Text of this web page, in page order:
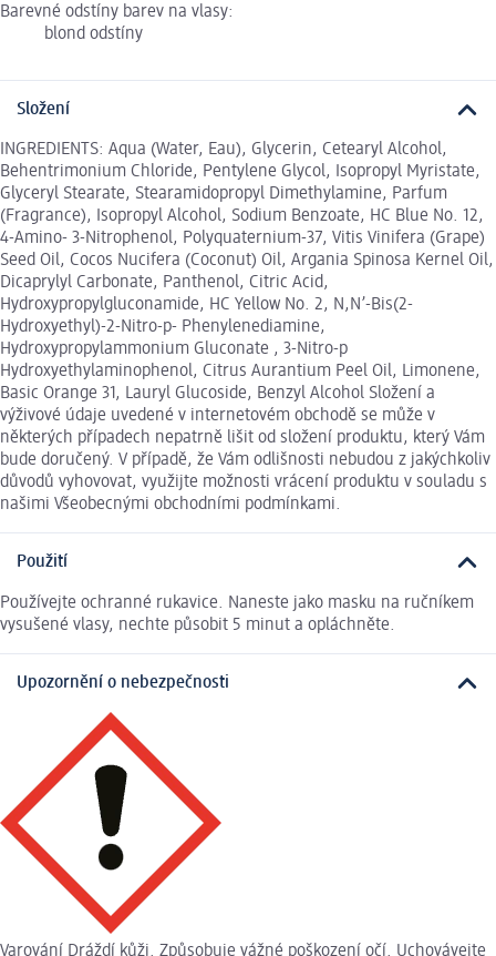
Barevné odstíny barev na vlasy:
blond odstíny
Složení
INGREDIENTS: Aqua (Water, Eau), Glycerin, Cetearyl Alcohol,
Behentrimonium Chloride, Pentylene Glycol, Isopropyl Myristate,
Glyceryl Stearate, Stearamidopropyl Dimethylamine, Parfum
(Fragrance), Isopropyl Alcohol, Sodium Benzoate, HC Blue No. 12,
4-Amino- 3-Nitrophenol, Polyquaternium-37, Vitis Vinifera (Grape)
Seed Oil, Cocos Nucifera (Coconut) Oil, Argania Spinosa Kernel Oil,
Dicaprylyl Carbonate, Panthenol, Citric Acid,
Hydroxypropylgluconamide, HC Yellow No. 2, N,N’-Bis(2-
Hydroxyethyl)-2-Nitro-p- Phenylenediamine,
Hydroxypropylammonium Gluconate , 3-Nitro-p
Hydroxyethylaminophenol, Citrus Aurantium Peel Oil, Limonene,
Basic Orange 31, Lauryl Glucoside, Benzyl Alcohol Složení a
výživové údaje uvedené v internetovém obchodě se může v
některých případech nepatrně lišit od složení produktu, který Vám
bude doručený. V případě, že Vám odlišnosti nebudou z jakýchkoliv
důvodů vyhovovat, využijte možnosti vrácení produktu v souladu s
našimi Všeobecnými obchodními podmínkami.
Použití
Používejte ochranné rukavice. Naneste jako masku na ručníkem
vysušené vlasy, nechte působit 5 minut a opláchněte.
Upozornění o nebezpečnosti
Varování Dráždí kůži. Způsobuje vážné poškození očí. Uchovávejte